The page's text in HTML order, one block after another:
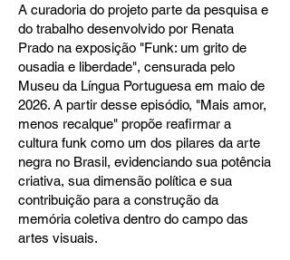
A curadoria do projeto parte da pesquisa e
do trabalho desenvolvido por Renata
Prado na exposição "Funk: um grito de
ousadia e liberdade", censurada pelo
Museu da Língua Portuguesa em maio de
2026. A partir desse episódio, "Mais amor,
menos recalque" propõe reafirmar a
cultura funk como um dos pilares da arte
negra no Brasil, evidenciando sua potência
criativa, sua dimensão política e sua
contribuição para a construção da
memória coletiva dentro do campo das
artes visuais.